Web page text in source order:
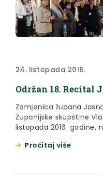
24. listopada 2016.
Održan 18. Recital
Zamjenica župana
Županijske skupštine
listopada 2016. godine,
Bistrici
Pročitaj više